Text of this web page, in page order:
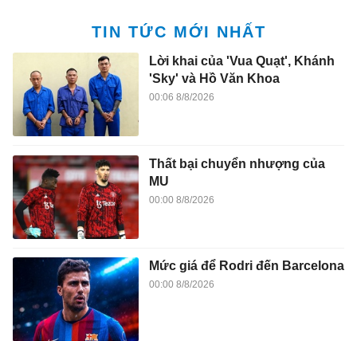
TIN TỨC MỚI NHẤT
Lời khai của 'Vua Quạt', Khánh
'Sky' và Hồ Văn Khoa
00:06 8/8/2026
Thất bại chuyển nhượng của
MU
00:00 8/8/2026
Mức giá để Rodri đến Barcelona
00:00 8/8/2026